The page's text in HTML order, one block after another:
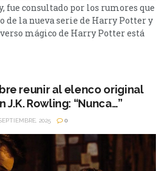
fue consultado por los rumores que
la nueva serie de Harry Potter y
mágico de Harry Potter está
con la serie que prepara HBO
sobre el reparto no paran de
reunir al elenco original
Rowling: “Nunca…”
2025 0